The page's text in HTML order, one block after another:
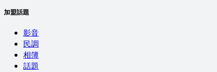
加盟話題
影音
民調
相簿
話題